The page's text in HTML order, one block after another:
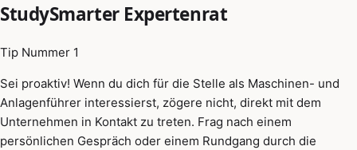
StudySmarter Expertenrat
Tip Nummer 1
Sei proaktiv! Wenn du dich für die Stelle als Maschinen- und
Anlagenführer interessierst, zögere nicht, direkt mit dem
Unternehmen in Kontakt zu treten. Frag nach einem
persönlichen Gespräch oder einem Rundgang durch die